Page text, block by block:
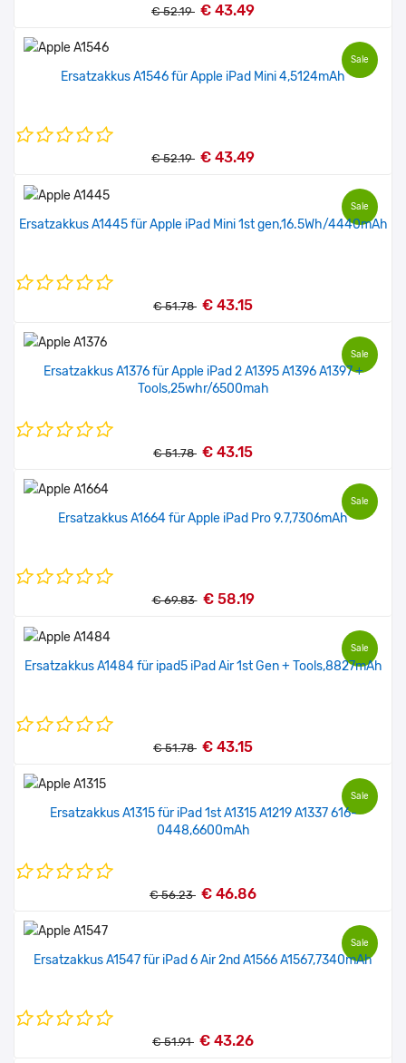
€ 52.19 € 43.49
Sale
Ersatzakkus A1546 für Apple iPad Mini 4,5124mAh
€ 52.19 € 43.49
Sale
Ersatzakkus A1445 für Apple iPad Mini 1st gen,16.5Wh/4440mAh
€ 51.78 € 43.15
Sale
Ersatzakkus A1376 für Apple iPad 2 A1395 A1396 A1397 +
Tools,25whr/6500mah
€ 51.78 € 43.15
Sale
Ersatzakkus A1664 für Apple iPad Pro 9.7,7306mAh
€ 69.83 € 58.19
Sale
Ersatzakkus A1484 für ipad5 iPad Air 1st Gen + Tools,8827mAh
€ 51.78 € 43.15
Sale
Ersatzakkus A1315 für iPad 1st A1315 A1219 A1337 616-
0448,6600mAh
€ 56.23 € 46.86
Sale
Ersatzakkus A1547 für iPad 6 Air 2nd A1566 A1567,7340mAh
€ 51.91 € 43.26